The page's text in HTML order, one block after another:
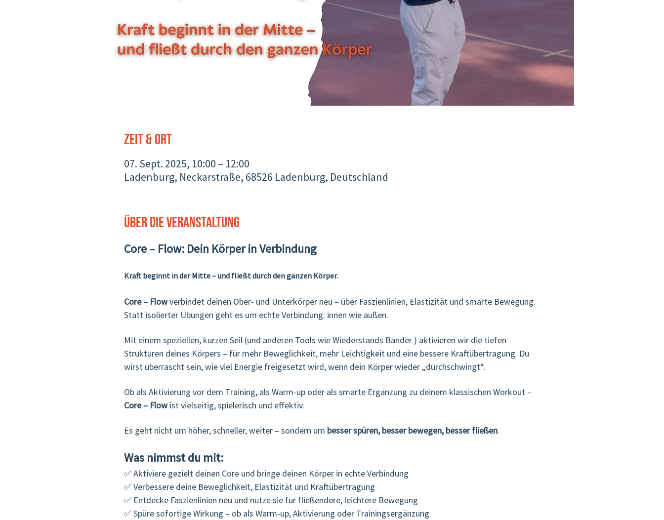
Zeit & Ort
07. Sept. 2025, 10:00 – 12:00
Ladenburg, Neckarstraße, 68526 Ladenburg, Deutschland
Über die Veranstaltung
Core – Flow: Dein Körper in Verbindung
Kraft beginnt in der Mitte – und fließt durch den ganzen Körper.
Core – Flow verbindet deinen Ober- und Unterkörper neu – über Faszienlinien, Elastizität und smarte Bewegung.
Statt isolierter Übungen geht es um echte Verbindung: innen wie außen.
Mit einem speziellen, kurzen Seil (und anderen Tools wie Wiederstands Bänder ) aktivieren wir die tiefen
Strukturen deines Körpers – für mehr Beweglichkeit, mehr Leichtigkeit und eine bessere Kraftübertragung. Du
wirst überrascht sein, wie viel Energie freigesetzt wird, wenn dein Körper wieder „durchschwingt“.
Ob als Aktivierung vor dem Training, als Warm-up oder als smarte Ergänzung zu deinem klassischen Workout –
Core – Flow ist vielseitig, spielerisch und effektiv.
Es geht nicht um höher, schneller, weiter – sondern um besser spüren, besser bewegen, besser fließen.
Was nimmst du mit:
✅ Aktiviere gezielt deinen Core und bringe deinen Körper in echte Verbindung
✅ Verbessere deine Beweglichkeit, Elastizität und Kraftübertragung
✅ Entdecke Faszienlinien neu und nutze sie für fließendere, leichtere Bewegung
✅ Spüre sofortige Wirkung – ob als Warm-up, Aktivierung oder Trainingsergänzung